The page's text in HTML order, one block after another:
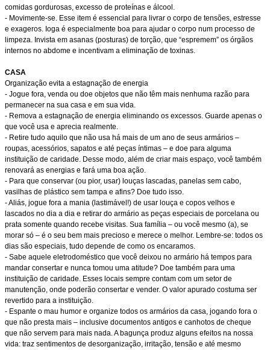
comidas gordurosas, excesso de proteínas e álcool.
- Movimente-se. Esse item é essencial para livrar o corpo de tensões, estresse
e exageros. Ioga é especialmente boa para ajudar o corpo num processo de
limpeza. Invista em asanas (posturas) de torção, que “espremem” os órgãos
internos no abdome e incentivam a eliminação de toxinas.
CASA
Organização evita a estagnação de energia
- Jogue fora, venda ou doe objetos que não têm mais nenhuma razão para
permanecer na sua casa e em sua vida.
- Remova a estagnação de energia eliminando os excessos. Guarde apenas o
que você usa e aprecia realmente.
- Retire tudo aquilo que não usa há mais de um ano de seus armários –
roupas, acessórios, sapatos e até peças íntimas – e doe para alguma
instituição de caridade. Desse modo, além de criar mais espaço, você também
renovará as energias e fará uma boa ação.
- Para que conservar (ou pior, usar) louças lascadas, panelas sem cabo,
vasilhas de plástico sem tampa e afins? Doe tudo isso.
- Aliás, jogue fora a mania (lastimável!) de usar louça e copos velhos e
lascados no dia a dia e retirar do armário as peças especiais de porcelana ou
prata somente quando recebe visitas. Sua família – ou você mesmo (a), se
morar só – é o seu bem mais precioso e merece o melhor. Lembre-se: todos os
dias são especiais, tudo depende de como os encaramos.
- Sabe aquele eletrodoméstico que você deixou no armário há tempos para
mandar consertar e nunca tomou uma atitude? Doe também para uma
instituição de caridade. Esses locais sempre contam com um setor de
manutenção, onde poderão consertar e vender. O valor apurado costuma ser
revertido para a instituição.
- Espante o mau humor e organize todos os armários da casa, jogando fora o
que não presta mais – inclusive documentos antigos e canhotos de cheque
que não servem para mais nada. A bagunça produz alguns efeitos na nossa
vida: traz sentimentos de desorganização, irritação, tensão e até mesmo